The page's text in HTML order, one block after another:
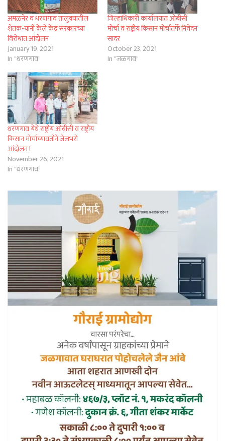
अमळनेर व धरणगाव तालुक्यातील
शेतक-यांनी केले केंद्र सरकारच्या
विरोधात आंदोलन
January 19, 2021
In "धरणगाव"
जिल्हाधिकारी कार्यालयात ओबीसी
मोर्चा व राष्ट्रीय किसान मोर्चातर्फे निवेदन
सादर
October 23, 2021
In "जळगाव"
धरणगाव येथे राष्ट्रीय ओबीसी व राष्ट्रीय
किसान मोर्चाच्यावतीने जेलभरो
आंदोलन !
November 26, 2021
In "धरणगाव"